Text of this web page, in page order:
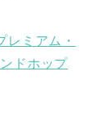
レミアム・
ドホップ